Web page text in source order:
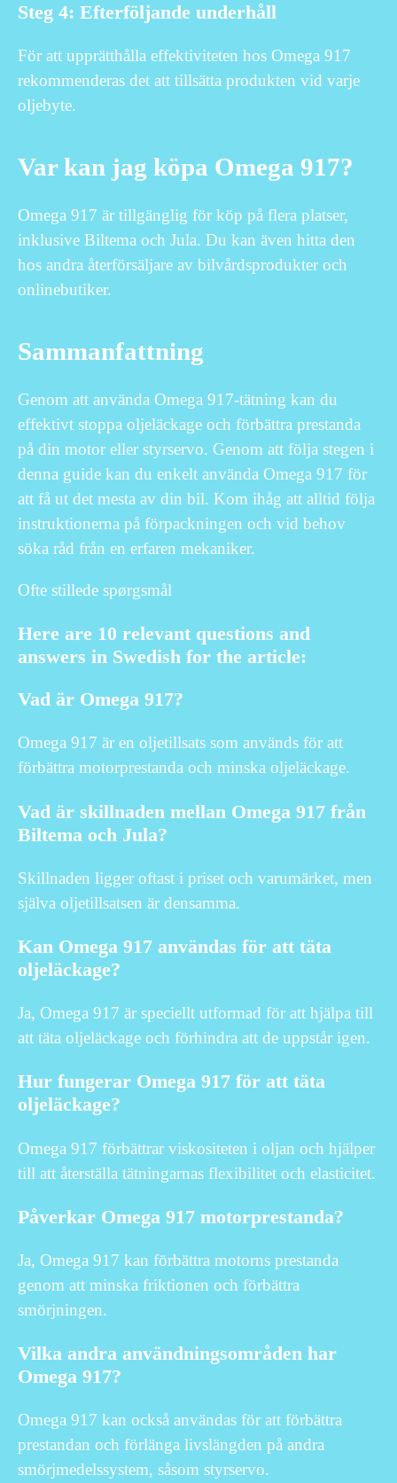
Steg 4: Efterföljande underhåll
För att upprätthålla effektiviteten hos Omega 917
rekommenderas det att tillsätta produkten vid varje
oljebyte.
Var kan jag köpa Omega 917?
Omega 917 är tillgänglig för köp på flera platser,
inklusive Biltema och Jula. Du kan även hitta den
hos andra återförsäljare av bilvårdsprodukter och
onlinebutiker.
Sammanfattning
Genom att använda Omega 917-tätning kan du
effektivt stoppa oljeläckage och förbättra prestanda
på din motor eller styrservo. Genom att följa stegen i
denna guide kan du enkelt använda Omega 917 för
att få ut det mesta av din bil. Kom ihåg att alltid följa
instruktionerna på förpackningen och vid behov
söka råd från en erfaren mekaniker.
Ofte stillede spørgsmål
Here are 10 relevant questions and
answers in Swedish for the article:
Vad är Omega 917?
Omega 917 är en oljetillsats som används för att
förbättra motorprestanda och minska oljeläckage.
Vad är skillnaden mellan Omega 917 från
Biltema och Jula?
Skillnaden ligger oftast i priset och varumärket, men
själva oljetillsatsen är densamma.
Kan Omega 917 användas för att täta
oljeläckage?
Ja, Omega 917 är speciellt utformad för att hjälpa till
att täta oljeläckage och förhindra att de uppstår igen.
Hur fungerar Omega 917 för att täta
oljeläckage?
Omega 917 förbättrar viskositeten i oljan och hjälper
till att återställa tätningarnas flexibilitet och elasticitet.
Påverkar Omega 917 motorprestanda?
Ja, Omega 917 kan förbättra motorns prestanda
genom att minska friktionen och förbättra
smörjningen.
Vilka andra användningsområden har
Omega 917?
Omega 917 kan också användas för att förbättra
prestandan och förlänga livslängden på andra
smörjmedelssystem, såsom styrservo.